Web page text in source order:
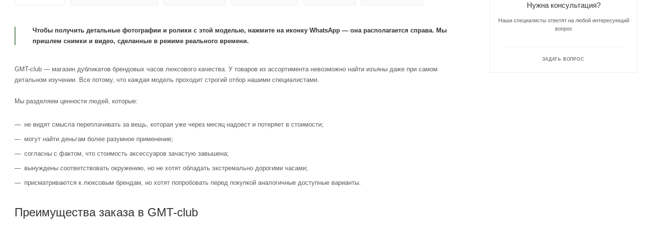
Чтобы получить детальные фотографии и ролики с этой моделью, нажмите на иконку WhatsApp — она располагается справа. Мы
пришлем снимки и видео, сделанные в режиме реального времени.
GMT-club — магазин дубликатов брендовых часов люксового качества. У товаров из ассортимента невозможно найти изъяны даже при самом
детальном изучении. Все потому, что каждая модель проходит строгий отбор нашими специалистами.
Мы разделяем ценности людей, которые:
не видят смысла переплачивать за вещь, которая уже через месяц надоест и потеряет в стоимости;
могут найти деньгам более разумное применение;
согласны с фактом, что стоимость аксессуаров зачастую завышена;
вынуждены соответствовать окружению, но не хотят обладать экстремально дорогими часами;
присматриваются к люксовым брендам, но хотят попробовать перед покупкой аналогичные доступные варианты.
Преимущества заказа в GMT-club
Нужна консультация?
Наши специалисты ответят на любой интересующий
вопрос
ЗАДАТЬ ВОПРОС